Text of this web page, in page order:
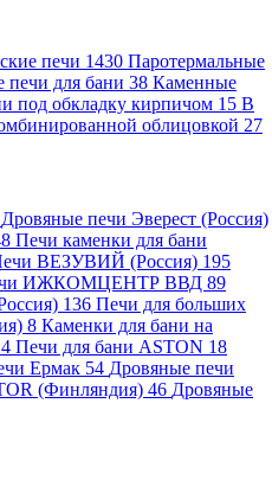
печи 1430 Паротермальные
печи для бани 38 Каменные
под обкладку кирпичом 15 В
облицовкой 27
Дровяные печи Эверест (Россия)
Печи каменки для бани
ВЕЗУВИЙ (Россия) 195
ИЖКОМЦЕНТР ВВД 89
136 Печи для больших
8 Каменки для бани на
4 Печи для бани ASTON 18
Ермак 54 Дровяные печи
(Финляндия) 46 Дровяные